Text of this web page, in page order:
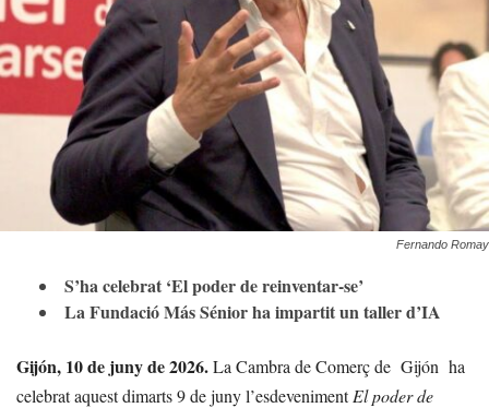
Fernando Romay
S’ha celebrat ‘El poder de reinventar-se’
La Fundació Más Sénior ha impartit un taller d’IA
Gijón, 10 de juny de 2026.La Cambra de Comerç de Gijón ha
celebrat aquest dimarts 9 de juny l’esdevenimentEl poder de